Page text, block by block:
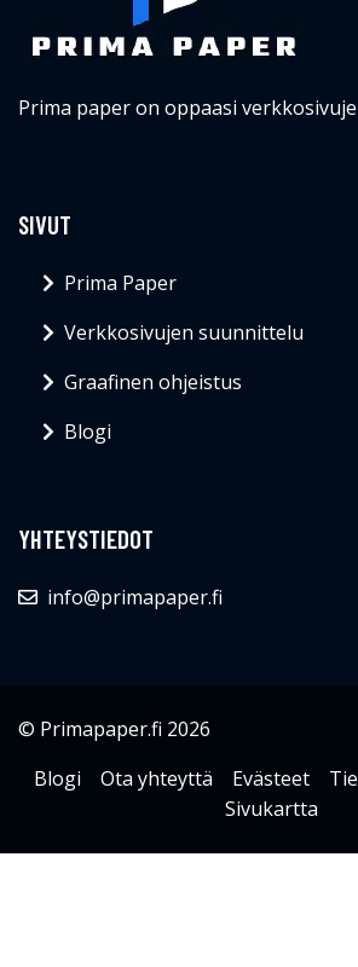
Prima paper on oppaasi
SIVUT
Prima Paper
Verkkosivujen suunnittelu
Graafinen ohjeistus
Blogi
YHTEYSTIEDOT
info@primapaper.fi
© Primapaper.fi 2026
Blogi
Ota yhteyttä Evästeet
Sivukartta